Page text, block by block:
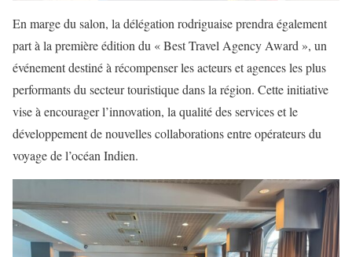
En marge du salon, la délégation rodriguaise prendra également
part à la première édition du « Best Travel Agency Award », un
événement destiné à récompenser les acteurs et agences les plus
performants du secteur touristique dans la région. Cette initiative
vise à encourager l’innovation, la qualité des services et le
développement de nouvelles collaborations entre opérateurs du
voyage de l’océan Indien.